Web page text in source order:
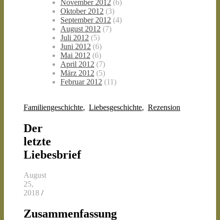
November 2012 (6)
Oktober 2012 (3)
September 2012 (4)
August 2012 (7)
Juli 2012 (5)
Juni 2012 (6)
Mai 2012 (6)
April 2012 (7)
März 2012 (5)
Februar 2012 (11)
Familiengeschichte, Liebesgeschichte, Rezension
Der
letzte
Liebesbrief
August
25,
2018 /
Zusammenfassung